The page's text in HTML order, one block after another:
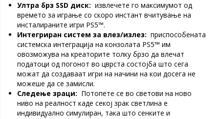
Ултра брз SSD диск: извлечете го максимумот од
времето за играње со скоро инстант вчитување на
инсталираните игри PS5™.
Интегриран систем за влез/излез: приспособената
системска интеграција на конзолата PS5™ им
овозможува на креаторите толку брзо да влечат
податоци од погонот во цврста состојба што сега
можат да создаваат игри на начини на кои досега не
можеше да се замисли.
Следење зраци: Потопете се во светови на ново
ниво на реалност каде секој зрак светлина е
индивидуално симулиран, така што сенките и